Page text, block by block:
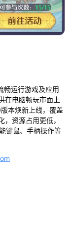
畅运行游戏及应用
在电脑畅玩市面上
本焕新上线，覆盖
资源占用更低，
键鼠、手柄操作等